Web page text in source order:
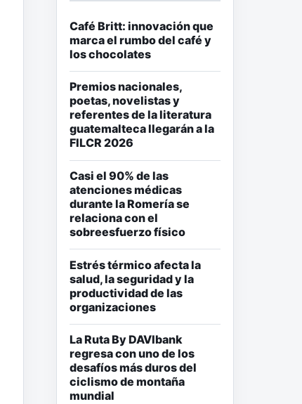
Café Britt: innovación que
marca el rumbo del café y
los chocolates
Premios nacionales,
poetas, novelistas y
referentes de la literatura
guatemalteca llegarán a la
FILCR 2026
Casi el 90% de las
atenciones médicas
durante la Romería se
relaciona con el
sobreesfuerzo físico
Estrés térmico afecta la
salud, la seguridad y la
productividad de las
organizaciones
La Ruta By DAVIbank
regresa con uno de los
desafíos más duros del
ciclismo de montaña
mundial